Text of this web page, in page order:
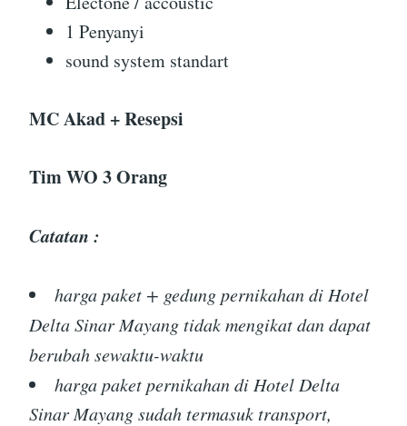
1 Penyanyi
sound system standart
MC Akad + Resepsi
Tim WO 3 Orang
Catatan :
harga paket + gedung pernikahan di Hotel
Delta Sinar Mayang tidak mengikat dan dapat
berubah sewaktu-waktu
harga paket pernikahan di Hotel Delta
Sinar Mayang sudah termasuk transport,